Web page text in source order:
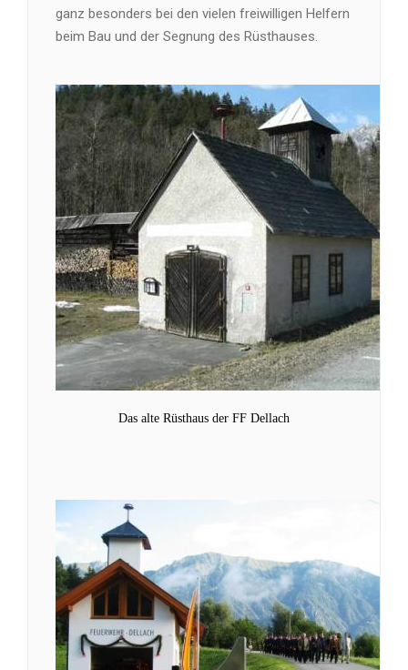
ganz besonders bei den vielen freiwilligen Helfern
beim Bau und der Segnung des Rüsthauses.
Das alte Rüsthaus der FF Dellach